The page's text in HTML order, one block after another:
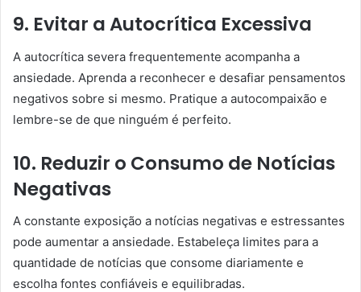
9. Evitar a Autocrítica Excessiva
A autocrítica severa frequentemente acompanha a
ansiedade. Aprenda a reconhecer e desafiar pensamentos
negativos sobre si mesmo. Pratique a autocompaixão e
lembre-se de que ninguém é perfeito.
10. Reduzir o Consumo de Notícias
Negativas
A constante exposição a notícias negativas e estressantes
pode aumentar a ansiedade. Estabeleça limites para a
quantidade de notícias que consome diariamente e
escolha fontes confiáveis e equilibradas.